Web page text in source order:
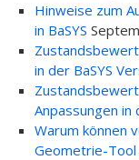
Hinweise zum
in BaSYS
in der BaSYS
Anpassungen in
Warum können
Geometrie-Tool